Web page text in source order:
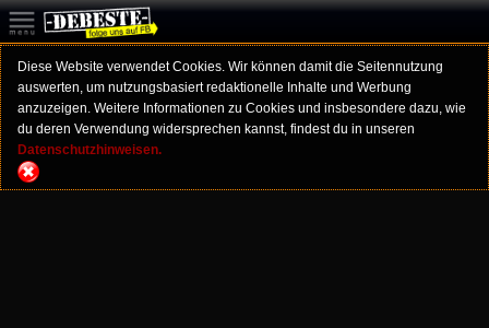
Diese Website verwendet Cookies. Wir können damit die Seitennutzung
auswerten, um nutzungsbasiert redaktionelle Inhalte und Werbung
anzuzeigen. Weitere Informationen zu Cookies und insbesondere dazu, wie
du deren Verwendung widersprechen kannst, findest du in unseren
Datenschutzhinweisen.